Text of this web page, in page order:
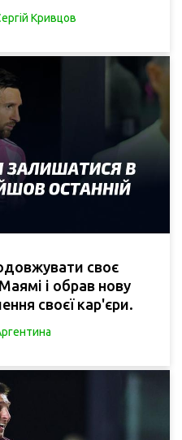
Кривцов
своє
і обрав нову
своєї кар'єри.